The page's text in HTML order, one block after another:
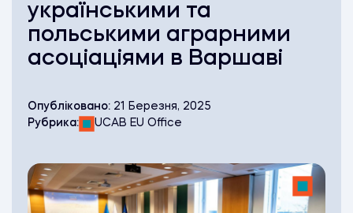
українськими та
польськими аграрними
асоціаціями в Варшаві
Опубліковано: 21 Березня, 2025
Рубрика:
UCAB EU Office